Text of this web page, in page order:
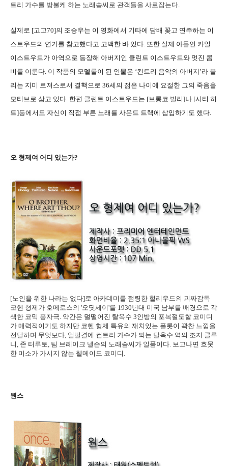
트리 가수를 방불케 하는 노래솜씨로 관객들을 사로잡는다.
실제로 [고고70]의 조승우는 이 영화에서 기타에 담배 꽂고 연주하는 이
스트우드의 연기를 참고했다고 고백한 바 있다. 또한 실제 아들인 카일
이스트우드가 아역으로 등장해 아버지인 클린트 이스트우드와 멋진 콤
비를 이룬다. 이 작품의 모델롤이 된 인물은 ‘컨트리 음악의 아버지’라 불
리는 지미 로저스로서 결핵으로 36세의 젊은 나이에 요절한 그의 죽음을
모티브로 삼고 있다. 한편 클린트 이스트우드는 [브롱코 빌리]나 [시티 히
트]등에서도 자신이 직접 부른 노래를 사운드 트랙에 삽입하기도 했다.
오 형제여 어디 있는가?
[노인을 위한 나라는 없다]로 아카데미를 점령한 헐리우드의 괴짜감독
코헨 형제가 호메로스의 '오딧세이'를 1930년대 미국 남부를 배경으로 각
색한 코믹 풍자극. 약간은 덜떨어진 탈옥수 3인방의 포복절도할 코미디
가 매력적이기도 하지만 코헨 형제 특유의 재치있는 플롯이 꽉찬 느낌을
전달하며 무엇보다, 얼떨결에 컨트리 가수가 되는 탈옥수 역의 조지 클루
니, 존 터루토, 팀 브레이크 넬슨의 노래솜씨가 일품이다. 보고나면 흐뭇
한 미소가 가시지 않는 웰메이드 코미디.
원스